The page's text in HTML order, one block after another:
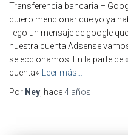
Transferencia bancaria –
quiero mencionar que yo ya
llego un mensaje de google
nuestra cuenta Adsense
seleccionamos. En la parte de
cuenta»
Leer más…
Por Ney , hace4 años